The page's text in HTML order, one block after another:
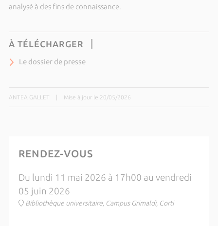
analysé à des fins de connaissance.
À TÉLÉCHARGER
Le dossier de presse
ANTEA GALLET Mise à jour le 20/05/2026
RENDEZ-VOUS
Du lundi 11 mai 2026 à 17h00 au vendredi
05 juin 2026
Bibliothèque universitaire, Campus Grimaldi, Corti